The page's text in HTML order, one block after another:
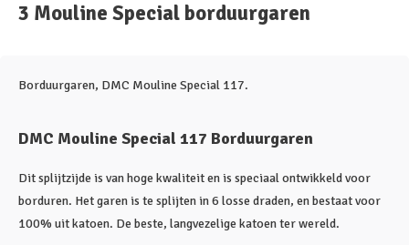
3 Mouline Special borduurgaren
Borduurgaren, DMC Mouline Special 117.
DMC Mouline Special 117 Borduurgaren
Dit splijtzijde is van hoge kwaliteit en is speciaal ontwikkeld voor
borduren. Het garen is te splijten in 6 losse draden, en bestaat voor
100% uit katoen. De beste, langvezelige katoen ter wereld.